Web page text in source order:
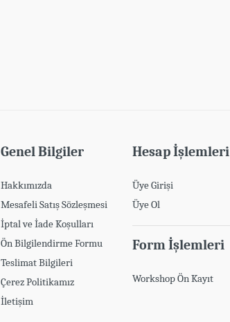
Genel Bilgiler
Hakkımızda
Mesafeli Satış Sözleşmesi
İptal ve İade Koşulları
Ön Bilgilendirme Formu
Teslimat Bilgileri
Çerez Politikamız
İletişim
Hesap İşlemleri
Üye Girişi
Üye Ol
Form İşlemleri
Workshop Ön Kayıt